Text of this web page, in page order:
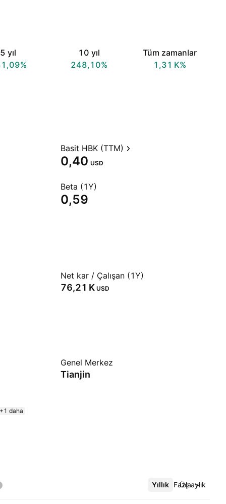
5 yıl
10 yıl
248,10%
Tüm zamanlar
‪1,31 K‬%
Basit HBK (TTM)
0,40 USD
Beta (1Y)
0,59
Net kar / Çalışan (1Y)
‪76,21 K‬ USD
Genel Merkez
Tianjin
+1 daha
Yıllık Üç aylık
Daha Fazla